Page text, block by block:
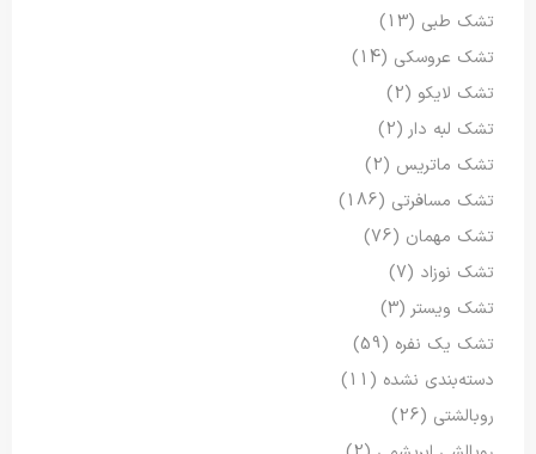
تشک طبی (13)
تشک عروسکی (14)
تشک لایکو (2)
تشک لبه دار (2)
تشک ماتریس (2)
تشک مسافرتی (186)
تشک مهمان (76)
تشک نوزاد (7)
تشک ویستر (3)
تشک یک نفره (59)
دسته‌بندی نشده (11)
روبالشتی (26)